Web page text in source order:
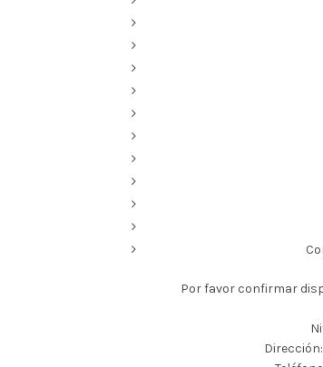
Por favor confirmar
Dirección: